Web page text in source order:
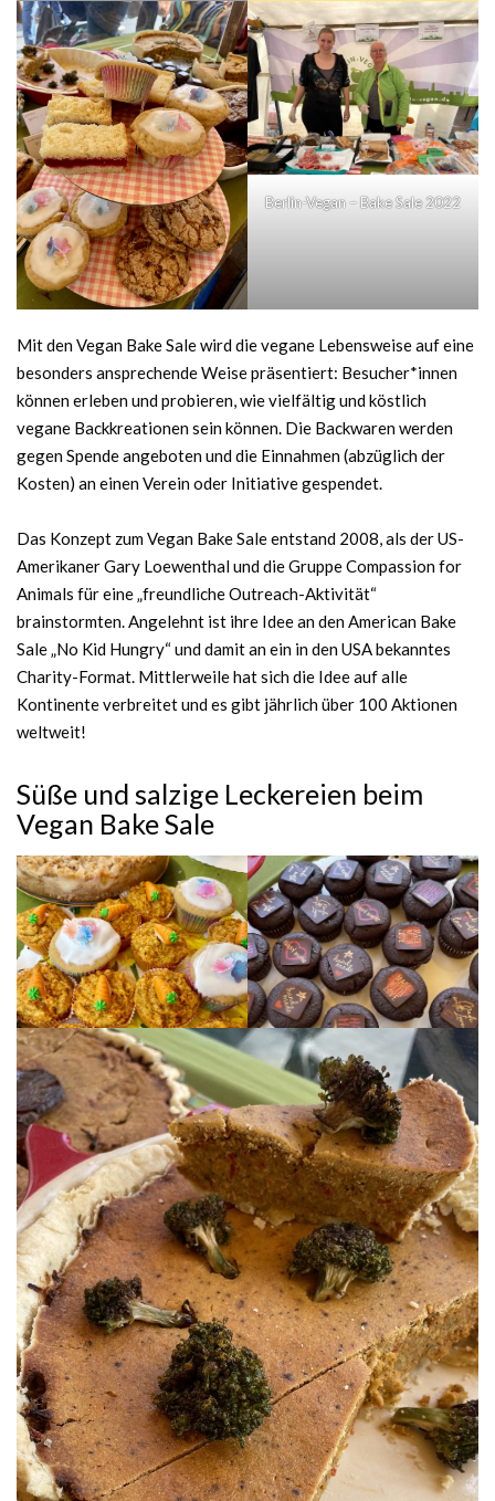
Berlin-Vegan – Bake Sale 2022
Mit den Vegan Bake Sale wird die vegane Lebensweise auf eine
besonders ansprechende Weise präsentiert: Besucher*innen
können erleben und probieren, wie vielfältig und köstlich
vegane Backkreationen sein können. Die Backwaren werden
gegen Spende angeboten und die Einnahmen (abzüglich der
Kosten) an einen Verein oder Initiative gespendet.
Das Konzept zum Vegan Bake Sale entstand 2008, als der US-
Amerikaner Gary Loewenthal und die Gruppe Compassion for
Animals für eine „freundliche Outreach-Aktivität“
brainstormten. Angelehnt ist ihre Idee an den American Bake
Sale „No Kid Hungry“ und damit an ein in den USA bekanntes
Charity-Format. Mittlerweile hat sich die Idee auf alle
Kontinente verbreitet und es gibt jährlich über 100 Aktionen
weltweit!
Süße und salzige Leckereien beim
Vegan Bake Sale